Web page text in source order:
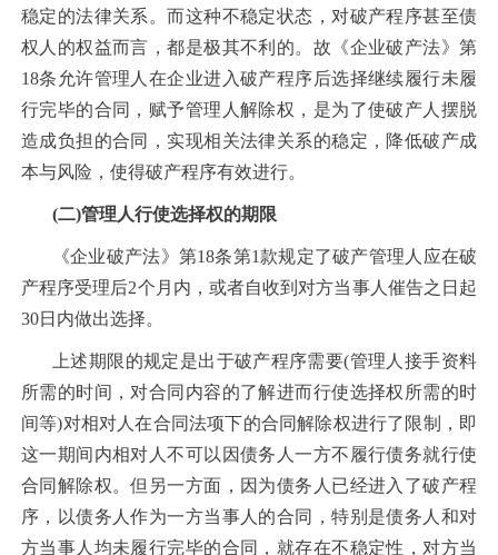
稳定的法律关系。而这种不稳定状态，对破产程序甚至债
权人的权益而言，都是极其不利的。故《企业破产法》第
18条允许管理人在企业进入破产程序后选择继续履行未履
行完毕的合同，赋予管理人解除权，是为了使破产人摆脱
造成负担的合同，实现相关法律关系的稳定，降低破产成
本与风险，使得破产程序有效进行。
(二)管理人行使选择权的期限
《企业破产法》第18条第1款规定了破产管理人应在破
产程序受理后2个月内，或者自收到对方当事人催告之日起
30日内做出选择。
上述期限的规定是出于破产程序需要(管理人接手资料
所需的时间，对合同内容的了解进而行使选择权所需的时
间等)对相对人在合同法项下的合同解除权进行了限制，即
这一期间内相对人不可以因债务人一方不履行债务就行使
合同解除权。但另一方面，因为债务人已经进入了破产程
序，以债务人作为一方当事人的合同，特别是债务人和对
方当事人均未履行完毕的合同，就存在不稳定性，对方当